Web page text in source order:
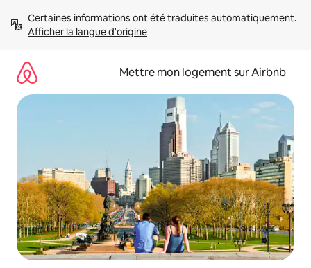
directement
Afficher la langue d'origine
Mettre mon logement sur Airbnb